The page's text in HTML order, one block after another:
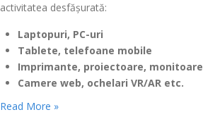
activitatea desfășurată:
Laptopuri, PC-uri
Tablete, telefoane mobile
Imprimante, proiectoare, monitoare
Camere web, ochelari VR/AR etc.
Read More »